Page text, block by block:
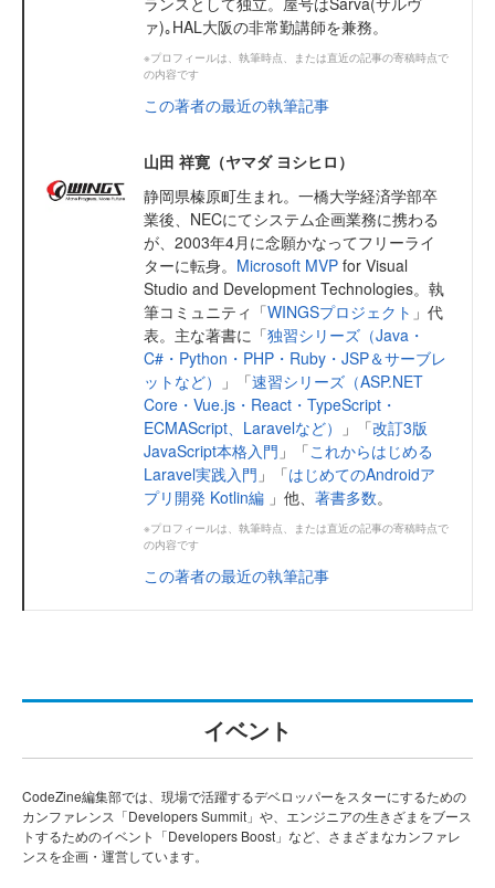
ァ)｡HAL大阪の非常勤講師を兼務。
※プロフィールは、執筆時点、または直近の記事の寄稿時点で
の内容です
この著者の最近の執筆記事
山田 祥寛（ヤマダ ヨシヒロ）
静岡県榛原町生まれ。一橋大学経済学部卒
業後、NECにてシステム企画業務に携わる
が、2003年4月に念願かなってフリーライ
ターに転身。 Microsoft MVP for Visual
Studio and Development Technologies。執
筆コミュニティ「WINGSプロジェクト 」代
表。主な著書に「独習シリーズ（Java・
C#・Python・PHP・Ruby・JSP＆サーブレ
ットなど）
」「速習シリーズ（ASP.NET
Core・Vue.js・React・TypeScript・
ECMAScript、Laravelなど）
」「改訂3版
JavaScript本格入門 」「これからはじめる
Laravel実践入門 」「はじめてのAndroidア
プリ開発 Kotlin編 」他、 著書多数。
※プロフィールは、執筆時点、または直近の記事の寄稿時点で
の内容です
この著者の最近の執筆記事
イベント
CodeZine編集部では、現場で活躍するデベロッパーをスターにするための
カンファレンス「Developers Summit」や、エンジニアの生きざまをブース
トするためのイベント「Developers Boost」など、さまざまなカンファレ
ンスを企画・運営しています。